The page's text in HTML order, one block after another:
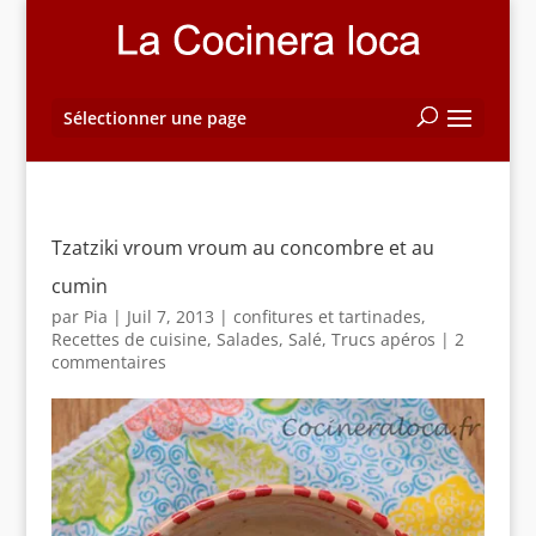
Sélectionner une page
Tzatziki vroum vroum au concombre et au
cumin
par Pia | Juil 7, 2013 | confitures et tartinades,
Recettes de cuisine, Salades, Salé, Trucs apéros | 2
commentaires